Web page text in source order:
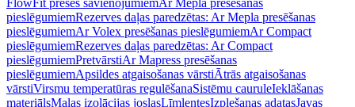
FlowFit preses savienojumiemAr Mepla presēšanas
pieslēgumiemRezerves daļas paredzētas: Ar Mepla presēšanas
pieslēgumiemAr Volex presēšanas pieslēgumiemAr Compact
pieslēgumiemRezerves daļas paredzētas: Ar Compact
pieslēgumiemPretvārstiAr Mapress presēšanas
pieslēgumiemApsildes atgaisošanas vārstiĀtrās atgaisošanas
vārstiVirsmu temperatūras regulēšanaSistēmu cauruleIeklāšanas
materiālsMalas izolācijas joslasLīmlentesIzplešanas adatasJavas